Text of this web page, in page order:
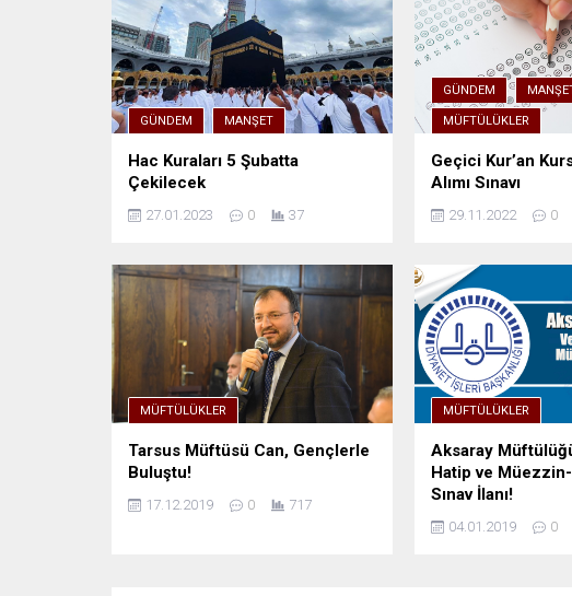
GÜNDEM MANŞET
Hac Kuraları 5 Şubatta
Çekilecek
27.01.2023 0 37
GÜNDEM
MÜFTÜLÜKLER
Geçici Kur’an
Alımı Sınavı
29.11.2022 0
MÜFTÜLÜKLER
Tarsus Müftüsü Can, Gençlerle
Buluştu!
17.12.2019 0 717
MÜFTÜLÜKLER
Aksaray
Hatip ve Müezzin-
Sınav İlanı!
04.01.2019 0